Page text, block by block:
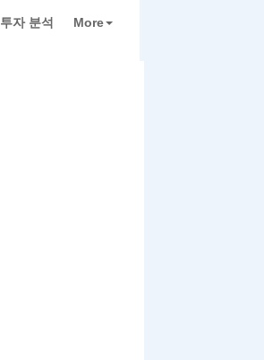
투자 분석 More